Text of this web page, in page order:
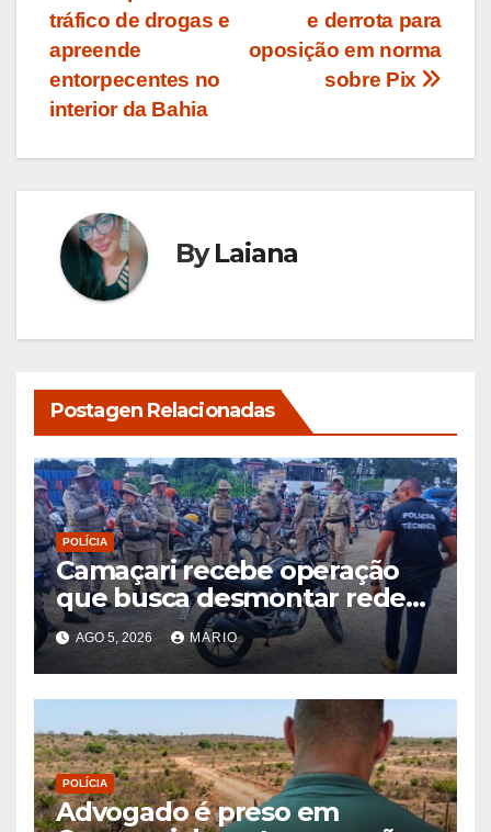
de
Post
e derrota para
oposição em norma
sobre Pix
tráfico de drogas e
apreende
entorpecentes no
interior da Bahia
ByLaiana
Postagen Relacionadas
POLÍCIA
Camaçari recebe operação
que busca desmontar rede
de receptação de veículos
roubados e clonados
AGO 5, 2026 MARIO
POLÍCIA
Advogado é preso em